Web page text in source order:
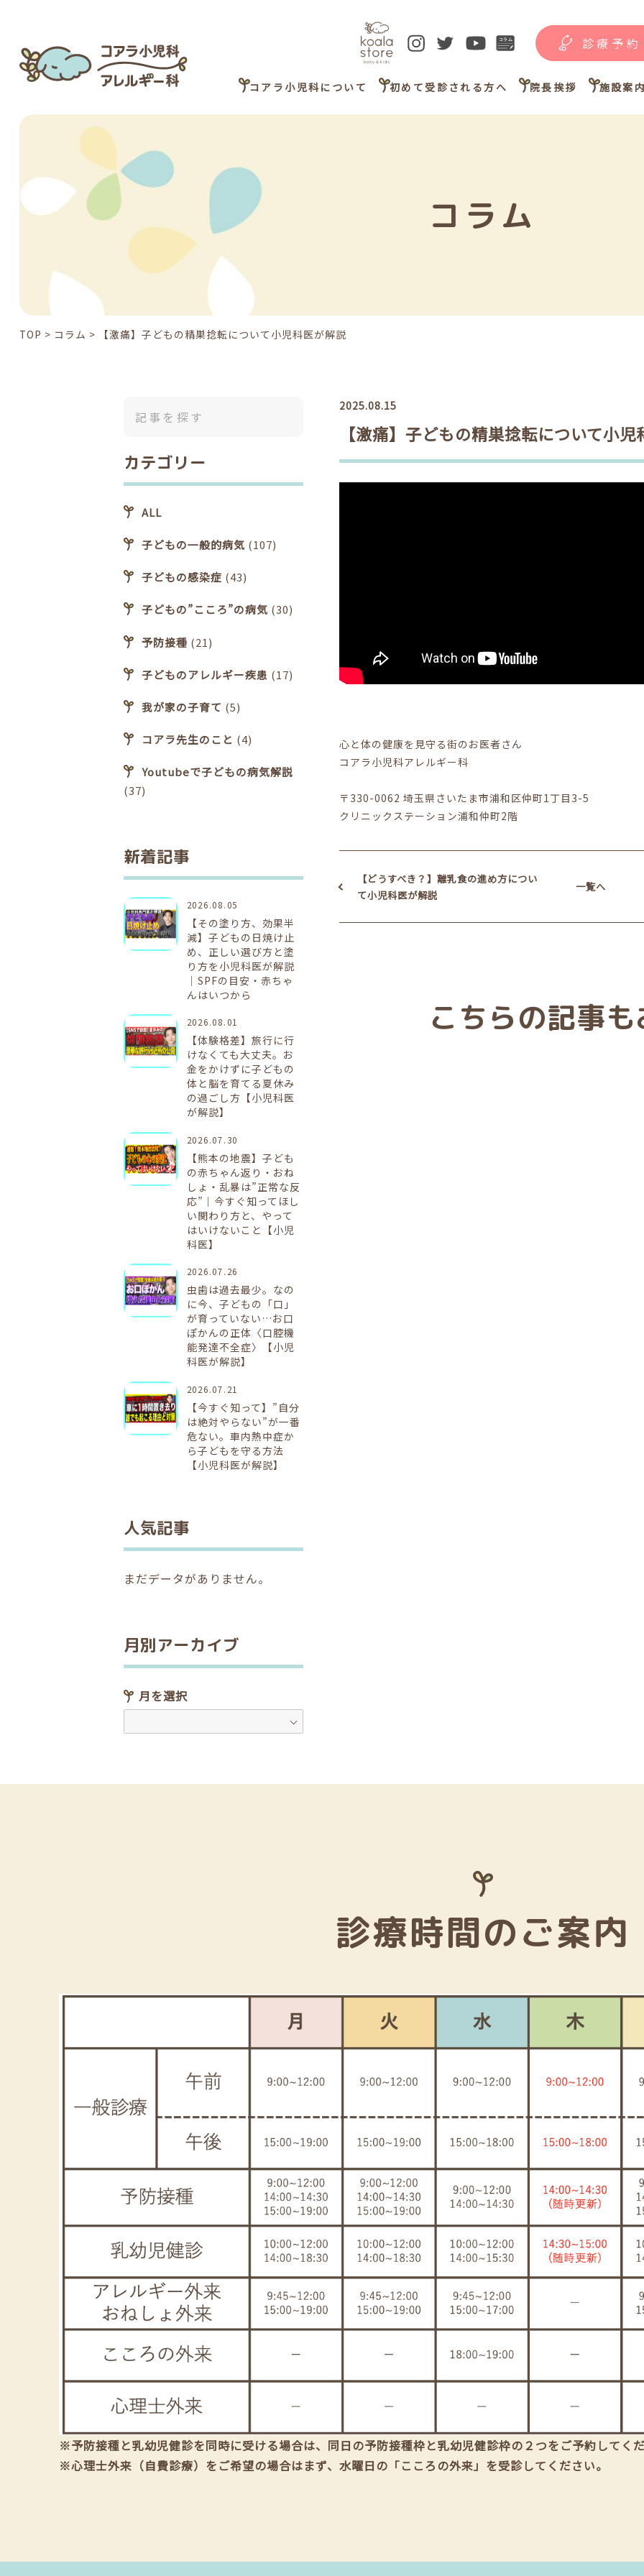
診療予約
コアラ小児科について 初めて受診される方へ 院長挨拶 施設案
コラム
TOP > コラム > 【激痛】子どもの精巣捻転について小児科医が解説
2025.08.15
【激痛】子どもの精巣捻転について小
心と体の健康を見守る街のお医者さん
コアラ小児科アレルギー科
〒330-0062 埼玉県さいたま市浦和区仲町1丁目3-5
クリニックステーション浦和仲町2階
【どうすべき？】離乳食の進め方につい
て小児科医が解説
一覧へ
こちらの記事
カテゴリー
ALL
子どもの一般的病気 (107)
子どもの感染症 (43)
子どもの”こころ”の病気 (30)
予防接種 (21)
子どものアレルギー疾患 (17)
我が家の子育て (5)
コアラ先生のこと (4)
Youtubeで子どもの病気解説
(37)
新着記事
2026.08.05
【その塗り方、効果半
減】子どもの日焼け止
め、正しい選び方と塗
り方を小児科医が解説
｜SPFの目安・赤ちゃ
んはいつから
2026.08.01
【体験格差】旅行に行
けなくても大丈夫。お
金をかけずに子どもの
体と脳を育てる夏休み
の過ごし方【小児科医
が解説】
2026.07.30
【熊本の地震】子ども
の赤ちゃん返り・おね
しょ・乱暴は”正常な反
応”｜今すぐ知ってほし
い関わり方と、やって
はいけないこと【小児
科医】
2026.07.26
虫歯は過去最少。なの
に今、子どもの「口」
が育っていない…お口
ぽかんの正体〈口腔機
能発達不全症〉【小児
科医が解説】
2026.07.21
【今すぐ知って】”自分
は絶対やらない”が一番
危ない。車内熱中症か
ら子どもを守る方法
【小児科医が解説】
人気記事
まだデータがありません。
月別アーカイブ
月を選択
診療時間のご案内
※予防接種と乳幼児健診を同時に受ける場合は、同日の予防接種枠と乳幼児健診枠の２つをご予約してく
※心理士外来（自費診療）をご希望の場合はまず、水曜日の「こころの外来」を受診してください。